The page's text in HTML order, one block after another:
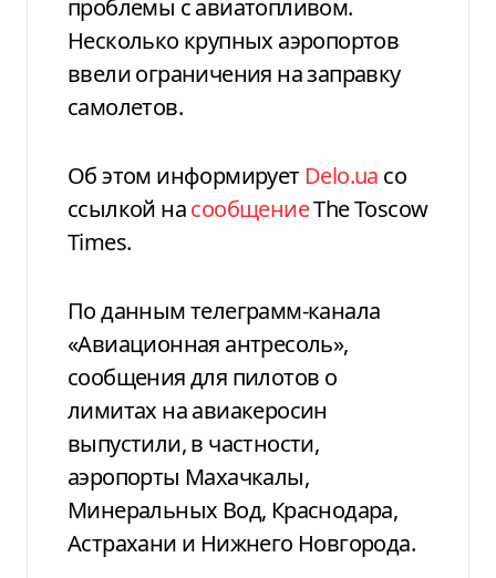
проблемы с авиатопливом.
Несколько крупных аэропортов
ввели ограничения на заправку
самолетов.
Об этом информирует Delo.ua со
ссылкой насообщениеThe Toscow
Times.
По данным телеграмм-канала
«Авиационная антресоль»,
сообщения для пилотов о
лимитах на авиакеросин
выпустили, в частности,
аэропорты Махачкалы,
Минеральных Вод, Краснодара,
Астрахани и Нижнего Новгорода.